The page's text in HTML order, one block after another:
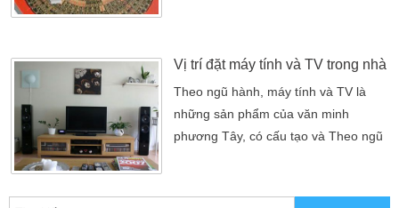
mua nhà ở có thể dựa trên nhu cầu,
năng lực tài chính cũng như sở thích
cá nhân của mỗi người nhưng cũng
cần xem xét đến một […]
Vị trí đặt máy tính và TV trong nhà
Theo ngũ hành, máy tính và TV là
những sản phẩm của văn minh
phương Tây, có cấu tạo và Theo ngũ